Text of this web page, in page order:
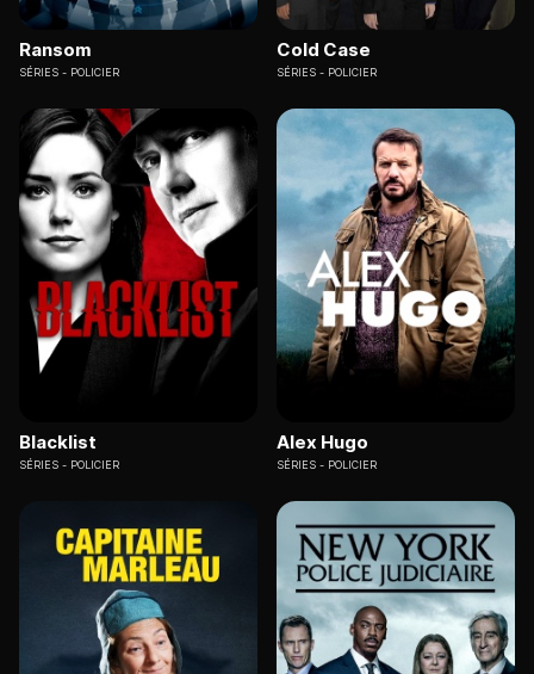
Ransom
SÉRIES POLICIER
Cold Case
SÉRIES POLICIER
Blacklist
SÉRIES POLICIER
Alex Hugo
SÉRIES POLICIER